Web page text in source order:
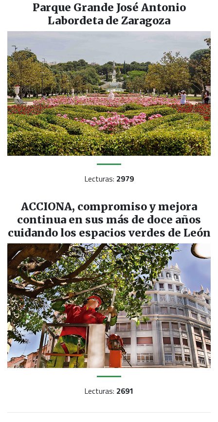
Parque Grande José Antonio
Labordeta de Zaragoza
Lecturas: 2979
ACCIONA, compromiso y mejora
continua en sus más de doce años
cuidando los espacios verdes de León
Lecturas: 2691